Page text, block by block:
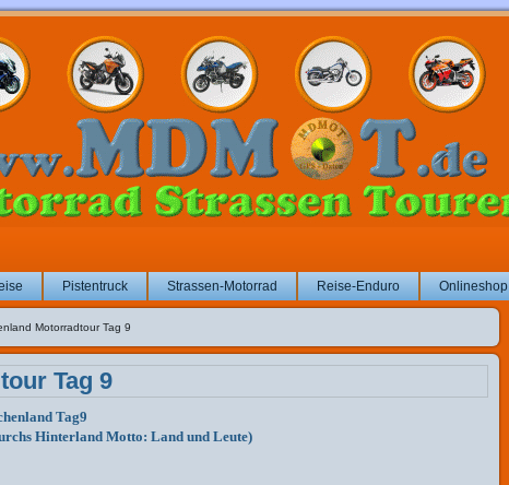
Pistentruck Strassen-Motorrad Reise-Enduro Onlineshop
Motorradtour Tag 9
Tag 9
Tag9
Hinterland Motto: Land und Leute)